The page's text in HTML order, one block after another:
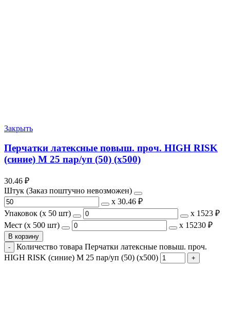
Закрыть
Перчатки латексные повыш. проч. HIGH RISK
(синие) М 25 пар/уп (50) (х500)
30.46 ₽
Штук (Заказ поштучно невозможен)
х 30.46 ₽
Упаковок (x 50 шт)
х 1523 ₽
Мест (x 500 шт)
х 15230 ₽
В корзину
Количество товара Перчатки латексные повыш. проч.
HIGH RISK (синие) М 25 пар/уп (50) (х500)